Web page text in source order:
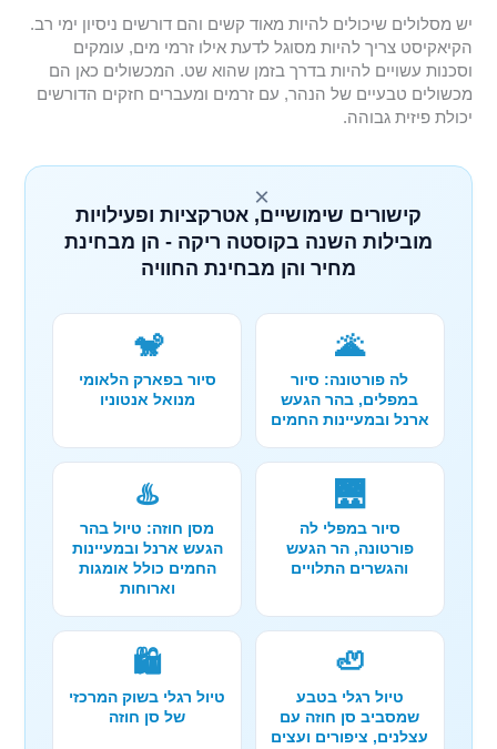
יש מסלולים שיכולים להיות מאוד קשים והם דורשים ניסיון ימי רב.
הקיאקיסט צריך להיות מסוגל לדעת אילו זרמי מים, עומקים
וסכנות עשויים להיות בדרך בזמן שהוא שט. המכשולים כאן הם
מכשולים טבעיים של הנהר, עם זרמים ומעברים חזקים הדורשים
יכולת פיזית גבוהה.
×
קישורים שימושיים, אטרקציות ופעילויות
מובילות השנה בקוסטה ריקה - הן מבחינת
מחיר והן מבחינת החוויה
🌋
לה פורטונה: סיור
במפלים, בהר הגעש
ארנל ובמעיינות החמים
🐒
סיור בפארק הלאומי
מנואל אנטוניו
🌉
סיור במפלי לה
פורטונה, הר הגעש
והגשרים התלויים
♨️
מסן חוזה: טיול בהר
הגעש ארנל ובמעיינות
החמים כולל אומגות
וארוחות
🦥
טיול רגלי בטבע
שמסביב סן חוזה עם
עצלנים, ציפורים ועצים
🛍️
טיול רגלי בשוק המרכזי
של סן חוזה